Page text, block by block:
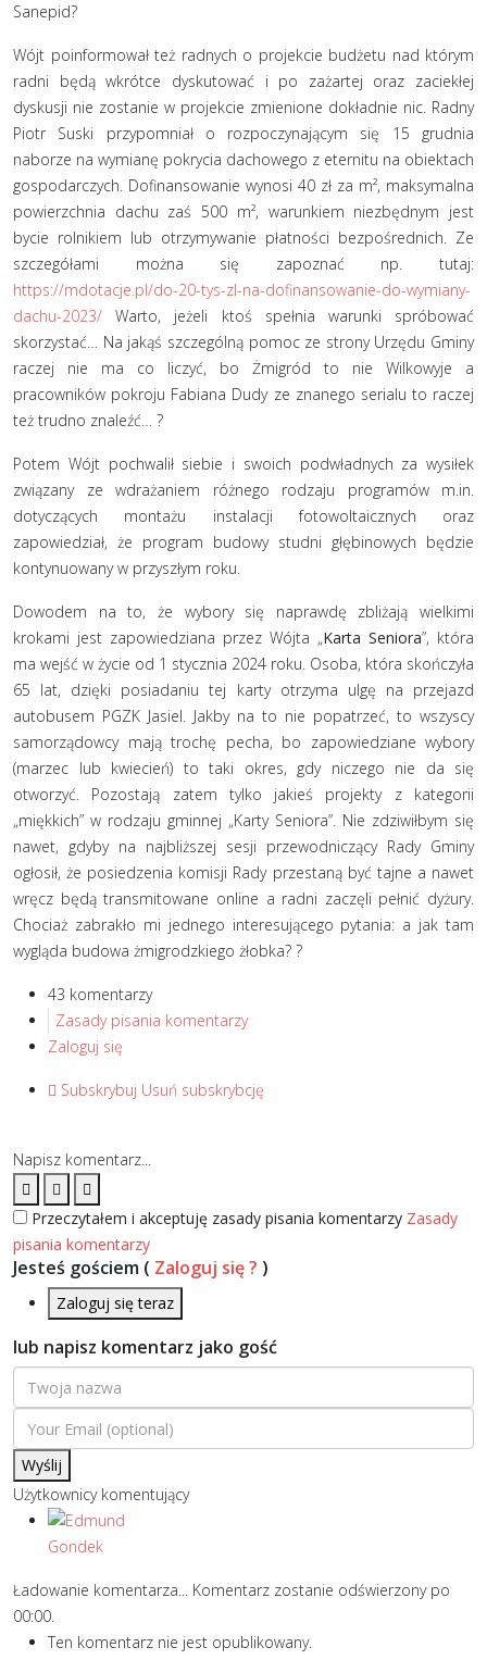
Sanepid?
Wójt poinformował też radnych o projekcie budżetu nad którym
radni będą wkrótce dyskutować i po zażartej oraz zaciekłej
dyskusji nie zostanie w projekcie zmienione dokładnie nic. Radny
Piotr Suski przypomniał o rozpoczynającym się 15 grudnia
naborze na wymianę pokrycia dachowego z eternitu na obiektach
gospodarczych. Dofinansowanie wynosi 40 zł za m², maksymalna
powierzchnia dachu zaś 500 m², warunkiem niezbędnym jest
bycie rolnikiem lub otrzymywanie płatności bezpośrednich. Ze
szczegółami można się zapoznać np. tutaj:
https://mdotacje.pl/do-20-tys-zl-na-dofinansowanie-do-wymiany-
dachu-2023/ Warto, jeżeli ktoś spełnia warunki spróbować
skorzystać… Na jakąś szczególną pomoc ze strony Urzędu Gminy
raczej nie ma co liczyć, bo Żmigród to nie Wilkowyje a
pracowników pokroju Fabiana Dudy ze znanego serialu to raczej
też trudno znaleźć… ?
Potem Wójt pochwalił siebie i swoich podwładnych za wysiłek
związany ze wdrażaniem różnego rodzaju programów m.in.
dotyczących montażu instalacji fotowoltaicznych oraz
zapowiedział, że program budowy studni głębinowych będzie
kontynuowany w przyszłym roku.
Dowodem na to, że wybory się naprawdę zbliżają wielkimi
krokami jest zapowiedziana przez Wójta „Karta Seniora”, która
ma wejść w życie od 1 stycznia 2024 roku. Osoba, która skończyła
65 lat, dzięki posiadaniu tej karty otrzyma ulgę na przejazd
autobusem PGZK Jasiel. Jakby na to nie popatrzeć, to wszyscy
samorządowcy mają trochę pecha, bo zapowiedziane wybory
(marzec lub kwiecień) to taki okres, gdy niczego nie da się
otworzyć. Pozostają zatem tylko jakieś projekty z kategorii
„miękkich” w rodzaju gminnej „Karty Seniora”. Nie zdziwiłbym się
nawet, gdyby na najbliższej sesji przewodniczący Rady Gminy
ogłosił, że posiedzenia komisji Rady przestaną być tajne a nawet
wręcz będą transmitowane online a radni zaczęli pełnić dyżury.
Chociaż zabrakło mi jednego interesującego pytania: a jak tam
wygląda budowa żmigrodzkiego żłobka? ?
43 komentarzy
Zasady pisania komentarzy
Zaloguj się
Subskrybuj Usuń subskrybcję
Napisz komentarz...
Przeczytałem i akceptuję zasady pisania komentarzy Zasady
pisania komentarzy
Jesteś gościem ( Zaloguj się ? )
Zaloguj się teraz
lub napisz komentarz jako gość
Wyślij
Użytkownicy komentujący
Ładowanie komentarza... Komentarz zostanie odświerzony po
00:00.
Ten komentarz nie jest opublikowany.